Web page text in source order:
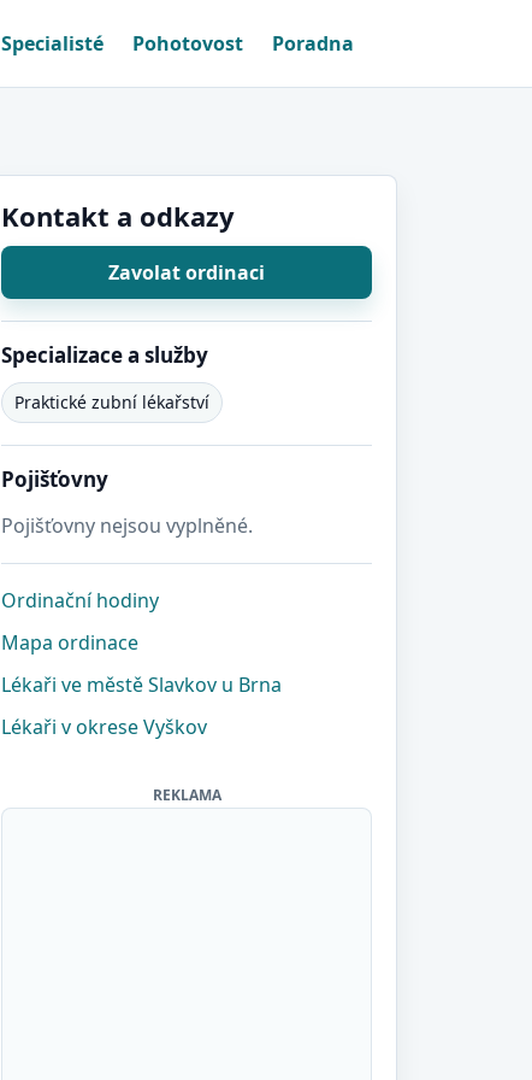
Specialisté Pohotovost Poradna
Kontakt a odkazy
Zavolat ordinaci
Specializace a služby
Praktické zubní lékařství
Pojišťovny
Pojišťovny nejsou vyplněné.
Ordinační hodiny
Mapa ordinace
Lékaři ve městě Slavkov u Brna
Lékaři v okrese Vyškov
REKLAMA